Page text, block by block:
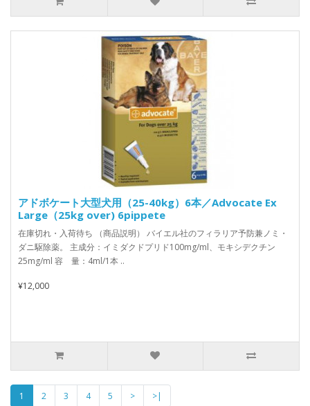
アドボケート大型犬用（25-40kg）6本／Advocate Ex
Large（25kg over) 6pippete
在庫切れ・入荷待ち （商品説明） バイエル社のフィラリア予防兼ノミ・
ダニ駆除薬。 主成分：イミダクドプリド100mg/ml、モキシデクチン
25mg/ml 容 量：4ml/1本 ..
¥12,000
1 2 3 4 5 >
>|